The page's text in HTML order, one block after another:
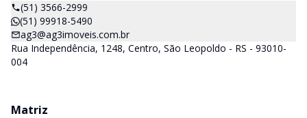
(51) 3566-2999
(51) 99918-5490
ag3@ag3imoveis.com.br
Rua Independência, 1248, Centro, São Leopoldo - RS - 93010-
004
Matriz